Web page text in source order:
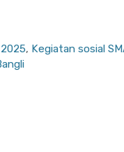
2025, Kegiatan sosial